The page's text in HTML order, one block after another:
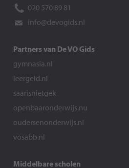
020 570 89 81
info@devogids.nl
Partners van De VO Gids
gymnasia.nl
leergeld.nl
saarisnietgek
openbaaronderwijs.nu
oudersenonderwijs.nl
vosabb.nl
Middelbare scholen